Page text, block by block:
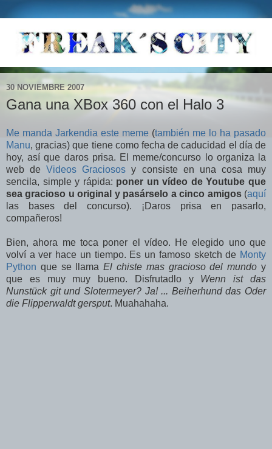
30 NOVIEMBRE 2007
Gana una XBox 360 con el Halo 3
Me manda Jarkendia este meme (también me lo ha pasado
Manu, gracias) que tiene como fecha de caducidad el día de
hoy, así que daros prisa. El meme/concurso lo organiza la
web deVideos Graciosos y consiste en una cosa muy
sencila, simple y rápida: poner un vídeo de Youtube que
sea gracioso u original y pasárselo a cinco amigos(aquí
las bases del concurso). ¡Daros prisa en pasarlo,
compañeros!
Bien, ahora me toca poner el vídeo. He elegido uno que
volví a ver hace un tiempo. Es un famoso sketch de Monty
Python que se llamaEl chiste mas gracioso del mundo y
que es muy muy bueno. Disfrutadlo y Wenn ist das
Nunstück git und Slotermeyer? Ja! ... Beiherhund das Oder
die Flipperwaldt gersput. Muahahaha.